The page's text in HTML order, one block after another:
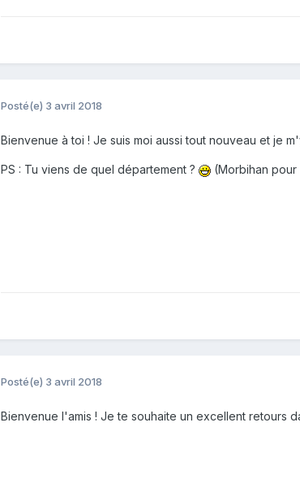
Posté(e) 3 avril 2018
Bienvenue à toi ! Je suis moi aussi tout nouveau et je
PS : Tu viens de quel département ? (Morbihan
Posté(e) 3 avril 2018
Bienvenue l'amis ! Je te souhaite un excellent retours